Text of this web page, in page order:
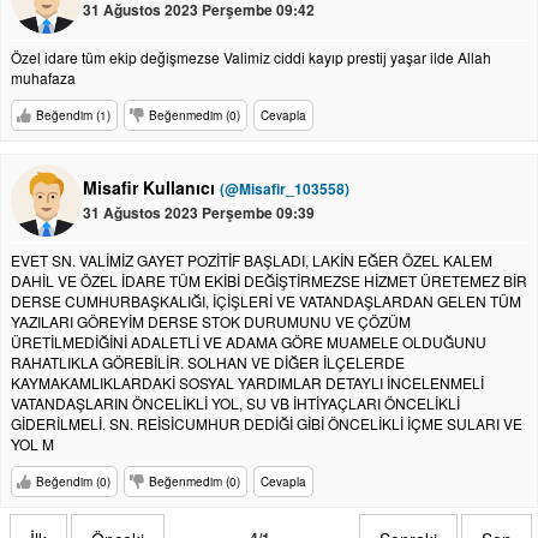
31 Ağustos 2023 Perşembe 09:42
Özel idare tüm ekip değişmezse Valimiz ciddi kayıp prestij yaşar ilde Allah
muhafaza
Beğendim (1) Beğenmedim (0) Cevapla
Misafir Kullanıcı (@Misafir_103558)
31 Ağustos 2023 Perşembe 09:39
EVET SN. VALİMİZ GAYET POZİTİF BAŞLADI, LAKİN EĞER ÖZEL KALEM
DAHİL VE ÖZEL İDARE TÜM EKİBİ DEĞİŞTİRMEZSE HİZMET ÜRETEMEZ BİR
DERSE CUMHURBAŞKALIĞI, İÇİŞLERİ VE VATANDAŞLARDAN GELEN TÜM
YAZILARI GÖREYİM DERSE STOK DURUMUNU VE ÇÖZÜM
ÜRETİLMEDİĞİNİ ADALETLİ VE ADAMA GÖRE MUAMELE OLDUĞUNU
RAHATLIKLA GÖREBİLİR. SOLHAN VE DİĞER İLÇELERDE
KAYMAKAMLIKLARDAKİ SOSYAL YARDIMLAR DETAYLI İNCELENMELİ
VATANDAŞLARIN ÖNCELİKLİ YOL, SU VB İHTİYAÇLARI ÖNCELİKLİ
GİDERİLMELİ. SN. REİSİCUMHUR DEDİĞİ GİBİ ÖNCELİKLİ İÇME SULARI VE
YOL M
Beğendim (0) Beğenmedim (0) Cevapla